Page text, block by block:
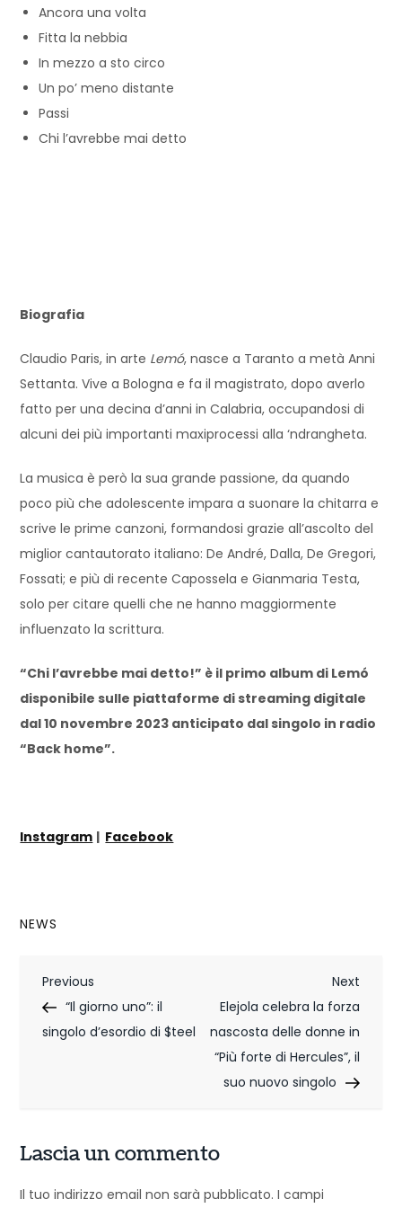
Ancora una volta
Fitta la nebbia
In mezzo a sto circo
Un po’ meno distante
Passi
Chi l’avrebbe mai detto
Biografia
Claudio Paris, in arte Lemó, nasce a Taranto a metà Anni
Settanta. Vive a Bologna e fa il magistrato, dopo averlo
fatto per una decina d’anni in Calabria, occupandosi di
alcuni dei più importanti maxiprocessi alla ‘ndrangheta.
La musica è però la sua grande passione, da quando
poco più che adolescente impara a suonare la chitarra e
scrive le prime canzoni, formandosi grazie all’ascolto del
miglior cantautorato italiano: De André, Dalla, De Gregori,
Fossati; e più di recente Capossela e Gianmaria Testa,
solo per citare quelli che ne hanno maggiormente
influenzato la scrittura.
“Chi l’avrebbe mai detto!” è il primo album di Lemó
disponibile sulle piattaforme di streaming digitale
dal 10 novembre 2023 anticipato dal singolo in radio
“Back home”.
Instagram | Facebook
NEWS
N
a
a
z
Previous
Post
Previous
“Il giorno uno”: il
singolo d’esordio di $teel
Next
Post
Next
Elejola celebra la forza
nascosta delle donne in
“Più forte di Hercules”, il
suo nuovo singolo
Lascia un commento
Il tuo indirizzo email non sarà pubblicato. I campi